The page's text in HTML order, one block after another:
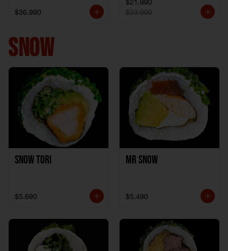
Sake + 1Avocado Beto
1Katzu de Pollo
$36.990
$21.990
$23.990
SNOW
Snow Tori
$5.690
Mr Snow
$5.490